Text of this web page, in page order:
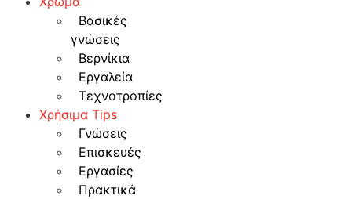
Βασικές
γνώσεις
Βερνίκια
Εργαλεία
Τεχνοτροπίες
Χρήσιμα Tips
Γνώσεις
Επισκευές
Εργασίες
Πρακτικά